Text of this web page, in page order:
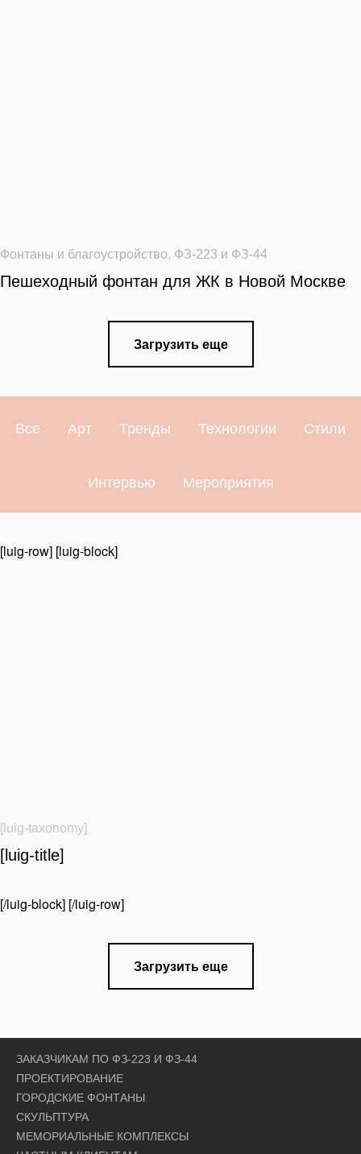
Фонтаны и благоустройство, ФЗ-223 и ФЗ-44
Пешеходный фонтан для ЖК в Новой Москве
Загрузить еще
Все Арт Тренды Технологии Стили
Интервью Мероприятия
[luig-row] [luig-block]
[luig-taxonomy]
[luig-title]
[/luig-block] [/luig-row]
Загрузить еще
ЗАКАЗЧИКАМ ПО ФЗ-223 И ФЗ-44
ПРОЕКТИРОВАНИЕ
ГОРОДСКИЕ ФОНТАНЫ
СКУЛЬПТУРА
МЕМОРИАЛЬНЫЕ КОМПЛЕКСЫ